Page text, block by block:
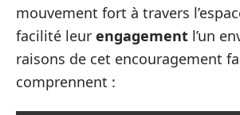
mouvement fort à travers
facilité leur engagement l’un
raisons de cet encouragement
comprennent :